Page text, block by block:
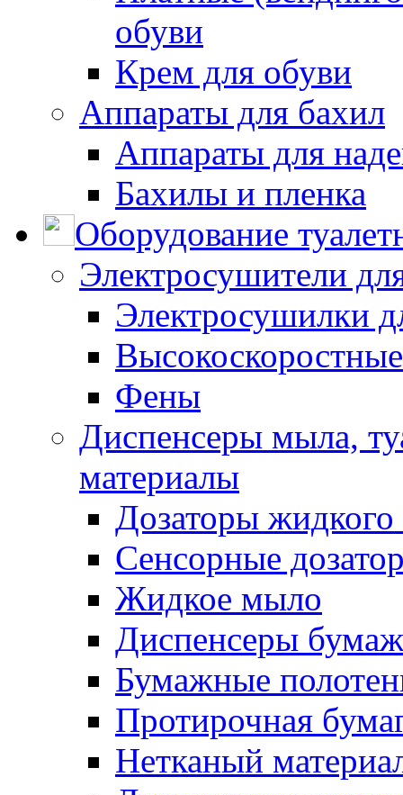
обуви
Крем для обуви
Аппараты для бахил
Аппараты для
Бахилы и пленка
Оборудование
Электросушители
Электросушилки
Фены
Диспенсеры мыла,
материалы
Дозаторы
Сенсорные
Жидкое мыло
Диспенсеры
Бумажные
Протирочная
Нетканый